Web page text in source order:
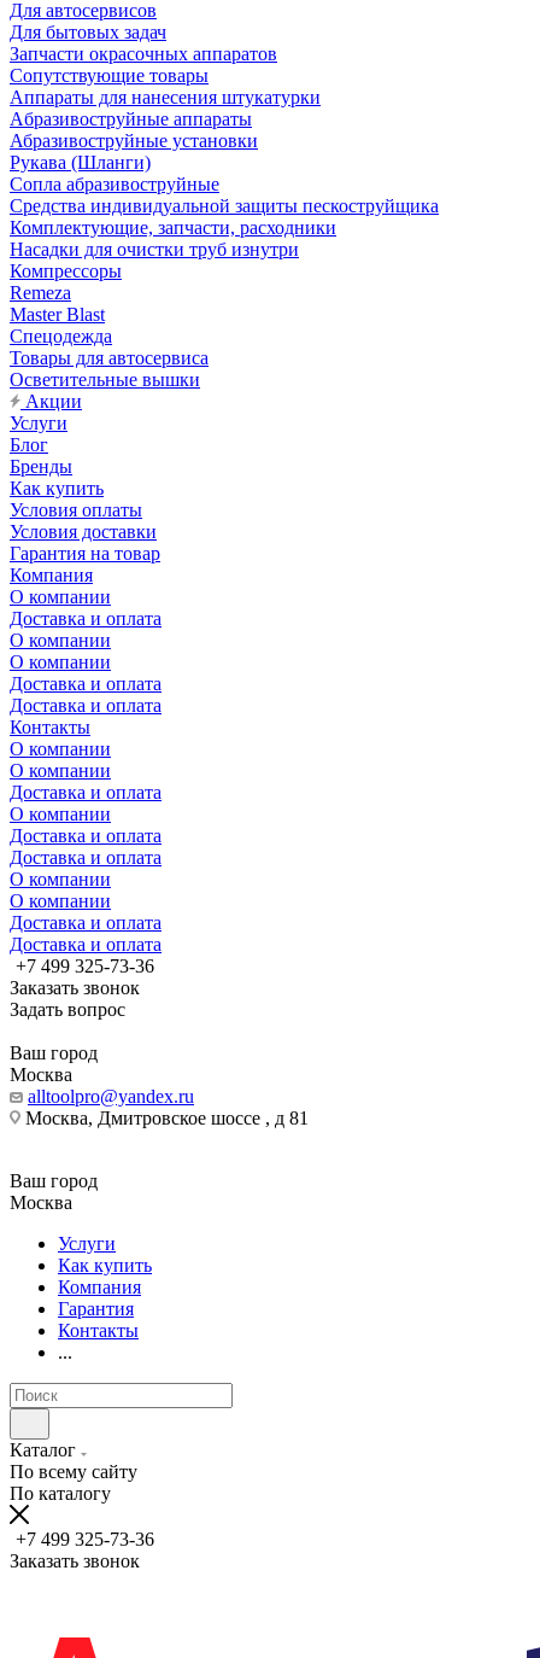
Для автосервисов
Для бытовых задач
Запчасти окрасочных аппаратов
Сопутствующие товары
Аппараты для нанесения штукатурки
Aбразивоструйные аппараты
Абразивоструйные установки
Рукава (Шланги)
Сопла абразивоструйные
Средства индивидуальной защиты пескоструйщика
Комплектующие, запчасти, расходники
Насадки для очистки труб изнутри
Компрессоры
Remeza
Master Blast
Спецодежда
Товары для автосервиса
Осветительные вышки
Акции
Услуги
Блог
Бренды
Как купить
Условия оплаты
Условия доставки
Гарантия на товар
Компания
О компании
Доставка и оплата
О компании
О компании
Доставка и оплата
Доставка и оплата
Контакты
О компании
О компании
Доставка и оплата
О компании
Доставка и оплата
Доставка и оплата
О компании
О компании
Доставка и оплата
Доставка и оплата
+7 499 325-73-36
Заказать звонок
Задать вопрос
Ваш город
Москва
alltoolpro@yandex.ru
Москва, Дмитровское шоссе , д 81
Ваш город
Москва
Услуги
Как купить
Компания
Гарантия
Контакты
...
Каталог
По всему сайту
По каталогу
+7 499 325-73-36
Заказать звонок